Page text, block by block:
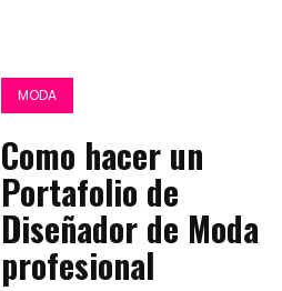
MODA
Como hacer un
Portafolio de
Diseñador de Moda
profesional